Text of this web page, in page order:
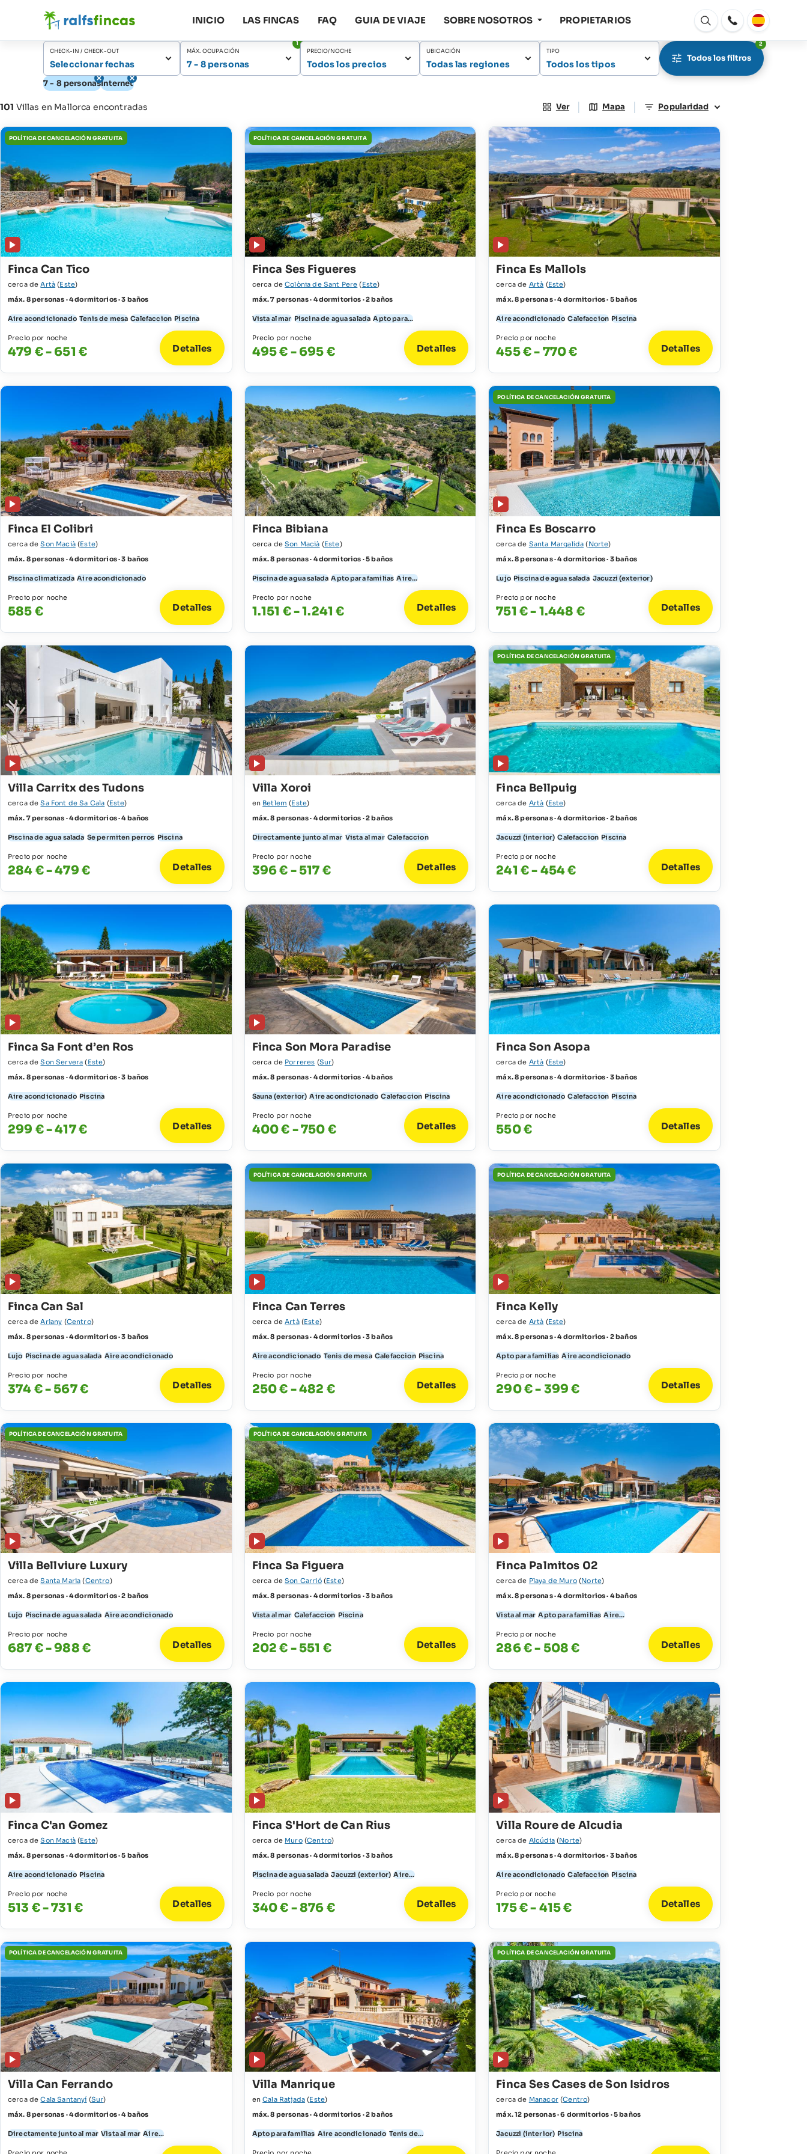
INICIO LAS FINCAS FAQ GUIA DE VIAJE SOBRE NOSOTROS PROPIETARIOS
Abrir
ventana
CHECK-IN / CHECK-OUT
Seleccionar fechas
MÁX. OCUPACIÓN
7 - 8 personas
1
PRECIO/NOCHE
Todos los precios
UBICACIÓN
Todas las regiones
TIPO
Todos los tipos
Todos los filtros
2
7 - 8 personasInternet
101 Villas en Mallorca encontradas Ver | Mapa | Popularidad
POLÍTICA DE CANCELACIÓN GRATUITA
Finca Can Tico
cerca deArtà (Este)
máx. 8 personas · 4 dormitorios · 3 baños
Aire acondicionado Tenis de mesa Calefaccion Piscina
Precio por noche
479 € - 651 € Detalles
POLÍTICA DE CANCELACIÓN GRATUITA
Finca Ses Figueres
cerca deColònia de Sant Pere (Este)
máx. 7 personas · 4 dormitorios · 2 baños
Vista al mar Piscina de agua salada Apto para...
Precio por noche
495 € - 695 € Detalles
Finca Es Mallols
cerca de Artà (Este)
máx. 8 personas · 4 dormitorios · 5 baños
Aire acondicionado Calefaccion Piscina
Precio por noche
455 € - 770 € Detalles
Finca El Colibri
cerca deSon Macià(Este)
máx. 8 personas · 4 dormitorios · 3 baños
Piscina climatizada Aire acondicionado
Precio por noche
585 € Detalles
Finca Bibiana
cerca deSon Macià (Este)
máx. 8 personas · 4 dormitorios · 5 baños
Piscina de agua salada Apto para familias Aire...
Precio por noche
1.151 € - 1.241 € Detalles
POLÍTICA DE CANCELACIÓN GRATUITA
Finca Es Boscarro
cerca de Santa Margalida (Norte)
máx. 8 personas · 4 dormitorios · 3 baños
Lujo Piscina de agua salada Jacuzzi (exterior)
Precio por noche
751 € - 1.448 € Detalles
Villa Carritx des Tudons
cerca deSa Font de Sa Cala (Este)
máx. 7 personas · 4 dormitorios · 4 baños
Piscina de agua salada Se permiten perros Piscina
Precio por noche
284 € - 479 € Detalles
Villa Xoroi
en Betlem (Este)
máx. 8 personas · 4 dormitorios · 2 baños
Directamente junto al mar Vista al mar Calefaccion
Precio por noche
396 € - 517 € Detalles
POLÍTICA DE CANCELACIÓN GRATUITA
Finca Bellpuig
cerca de Artà (Este)
máx. 8 personas · 4 dormitorios · 2 baños
Jacuzzi (interior) Calefaccion Piscina
Precio por noche
241 € - 454 € Detalles
Finca Sa Font d’en Ros
cerca deSon Servera (Este)
máx. 8 personas · 4 dormitorios · 3 baños
Aire acondicionado Piscina
Precio por noche
299 € - 417 € Detalles
Finca Son Mora Paradise
cerca de Porreres (Sur)
máx. 8 personas · 4 dormitorios · 4 baños
Sauna (exterior) Aire acondicionado Calefaccion Piscina
Precio por noche
400 € - 750 € Detalles
Finca Son Asopa
cerca de Artà (Este)
máx. 8 personas · 4 dormitorios · 3 baños
Aire acondicionado Calefaccion Piscina
Precio por noche
550 € Detalles
Finca Can Sal
cerca deAriany (Centro)
máx. 8 personas · 4 dormitorios · 3 baños
Lujo Piscina de agua salada Aire acondicionado
Precio por noche
374 € - 567 € Detalles
POLÍTICA DE CANCELACIÓN GRATUITA
Finca Can Terres
cerca deArtà(Este)
máx. 8 personas · 4 dormitorios · 3 baños
Aire acondicionado Tenis de mesa Calefaccion Piscina
Precio por noche
250 € - 482 € Detalles
POLÍTICA DE CANCELACIÓN GRATUITA
Finca Kelly
cerca de Artà (Este)
máx. 8 personas · 4 dormitorios · 2 baños
Apto para familias Aire acondicionado
Precio por noche
290 € - 399 € Detalles
POLÍTICA DE CANCELACIÓN GRATUITA
Villa Bellviure Luxury
cerca deSanta Maria (Centro)
máx. 8 personas · 4 dormitorios · 2 baños
Lujo Piscina de agua salada Aire acondicionado
Precio por noche
687 € - 988 € Detalles
POLÍTICA DE CANCELACIÓN GRATUITA
Finca Sa Figuera
cerca deSon Carrió(Este)
máx. 8 personas · 4 dormitorios · 3 baños
Vista al mar Calefaccion Piscina
Precio por noche
202 € - 551 € Detalles
Finca Palmitos 02
cerca de Playa de Muro(Norte)
máx. 8 personas · 4 dormitorios · 4 baños
Vista al mar Apto para familias Aire...
Precio por noche
286 € - 508 € Detalles
Finca C'an Gomez
cerca deSon Macià(Este)
máx. 8 personas · 4 dormitorios · 5 baños
Aire acondicionado Piscina
Precio por noche
513 € - 731 € Detalles
Finca S'Hort de Can Rius
cerca de Muro(Centro)
máx. 8 personas · 4 dormitorios · 3 baños
Piscina de agua salada Jacuzzi (exterior) Aire...
Precio por noche
340 € - 876 € Detalles
Villa Roure de Alcudia
cerca de Alcúdia(Norte)
máx. 8 personas · 4 dormitorios · 3 baños
Aire acondicionado Calefaccion Piscina
Precio por noche
175 € - 415 € Detalles
POLÍTICA DE CANCELACIÓN GRATUITA
Villa Can Ferrando
cerca deCala Santanyí (Sur)
máx. 8 personas · 4 dormitorios · 4 baños
Directamente junto al mar Vista al mar Aire...
Villa Manrique
enCala Ratjada (Este)
máx. 8 personas · 4 dormitorios · 2 baños
Apto para familias Aire acondicionado Tenis de...
POLÍTICA DE CANCELACIÓN GRATUITA
Finca Ses Cases de Son Isidros
cerca de Manacor(Centro)
máx. 12 personas · 6 dormitorios · 5 baños
Jacuzzi (interior) Piscina